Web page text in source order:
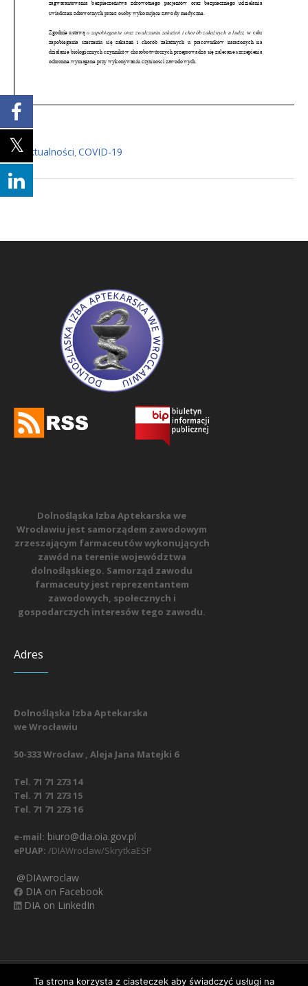
In Aktualności,COVID-19
Dolnośląska Izba Aptekarska we
Wrocławiu jest samorządem zawodowym
zrzeszającym farmaceutów wykonujących
zawód na terenie województwa
dolnośląskiego. Samorząd zawodu
farmaceuty jest reprezentantem
zawodowych, społecznych i
gospodarczych interesów tego zawodu.
Adres
Dolnośląska Izba Aptekarska
we Wrocławiu
50-333 Wrocław , Aleja Jana Matejki 6
Tel. 71 71 273 14
Tel. 71 71 273 15
Tel. 71 71 273 16
e-mail: biuro@dia.oia.gov.pl
ePUAP: /DIAWroclaw/SkrytkaESP
@DIAwroclaw
DIA on Facebook
DIA on LinkedIn
Nasz Facebook Regulamin Polityka prywatności
Ta strona korzysta z ciasteczek aby świadczyć usługi na